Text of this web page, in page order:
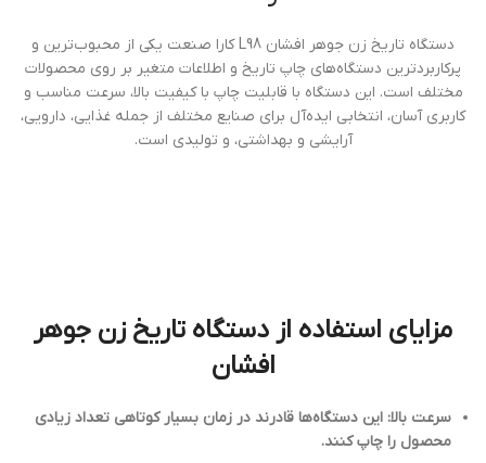
دستگاه تاریخ زن جوهر افشان L98 کارا صنعت یکی از محبوب‌ترین و
پرکاربردترین دستگاه‌های چاپ تاریخ و اطلاعات متغیر بر روی محصولات
مختلف است. این دستگاه با قابلیت چاپ با کیفیت بالا، سرعت مناسب و
کاربری آسان، انتخابی ایده‌آل برای صنایع مختلف از جمله غذایی، دارویی،
آرایشی و بهداشتی، و تولیدی است.
مزایای استفاده از دستگاه تاریخ زن جوهر
افشان
سرعت بالا: این دستگاه‌ها قادرند در زمان بسیار کوتاهی تعداد زیادی
محصول را چاپ کنند.